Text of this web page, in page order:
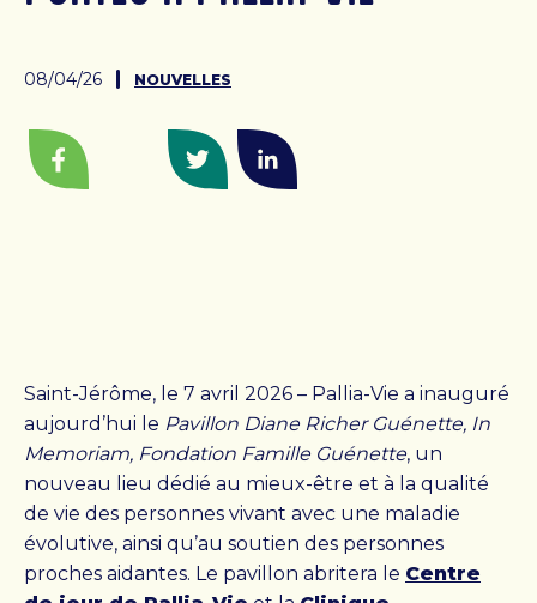
CENTRE DE JOUR
Centre de jour
Admission
Campagne majeure de financement
Événements de la Fondation
Événements passés
Conseil d’administration
08/04/26 NOUVELLES
Facebook
Email Twitter
Saint-Jérôme, le 7 avril 2026 – Pallia-Vie a inauguré
aujourd’hui le Pavillon Diane Richer Guénette, In
Memoriam, Fondation Famille Guénette, un
nouveau lieu dédié au mieux-être et à la qualité
de vie des personnes vivant avec une maladie
évolutive, ainsi qu’au soutien des personnes
proches aidantes. Le pavillon abritera le Centre